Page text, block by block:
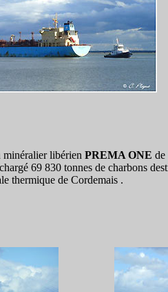
libérien PREMA ONE
69 830 tonnes de charbons
thermique de Cordemais .